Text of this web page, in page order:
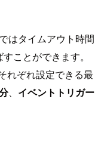
はタイムアウト時間
ことができます。
れぞれ設定できる最
、 イベントトリガー